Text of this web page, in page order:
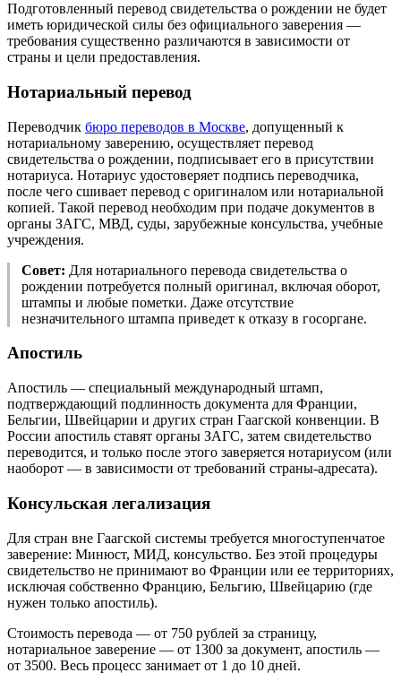
Подготовленный перевод свидетельства о рождении не будет
иметь юридической силы без официального заверения —
требования существенно различаются в зависимости от
страны и цели предоставления.
Нотариальный перевод
Переводчик бюро переводов в Москве, допущенный к
нотариальному заверению, осуществляет перевод
свидетельства о рождении, подписывает его в присутствии
нотариуса. Нотариус удостоверяет подпись переводчика,
после чего сшивает перевод с оригиналом или нотариальной
копией. Такой перевод необходим при подаче документов в
органы ЗАГС, МВД, суды, зарубежные консульства, учебные
учреждения.
Совет: Для нотариального перевода свидетельства о
рождении потребуется полный оригинал, включая оборот,
штампы и любые пометки. Даже отсутствие
незначительного штампа приведет к отказу в госоргане.
Апостиль
Апостиль — специальный международный штамп,
подтверждающий подлинность документа для Франции,
Бельгии, Швейцарии и других стран Гаагской конвенции. В
России апостиль ставят органы ЗАГС, затем свидетельство
переводится, и только после этого заверяется нотариусом (или
наоборот — в зависимости от требований страны-адресата).
Консульская легализация
Для стран вне Гаагской системы требуется многоступенчатое
заверение: Минюст, МИД, консульство. Без этой процедуры
свидетельство не принимают во Франции или ее территориях,
исключая собственно Францию, Бельгию, Швейцарию (где
нужен только апостиль).
Стоимость перевода — от 750 рублей за страницу,
нотариальное заверение — от 1300 за документ, апостиль —
от 3500. Весь процесс занимает от 1 до 10 дней.